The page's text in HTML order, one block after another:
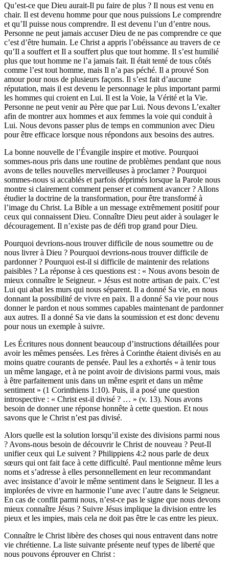
Qu’est-ce que Dieu aurait-Il pu faire de plus ? Il nous est venu en
chair. Il est devenu homme pour que nous puissions Le comprendre
et qu’Il puisse nous comprendre. Il est devenu l’un d’entre nous.
Personne ne peut jamais accuser Dieu de ne pas comprendre ce que
c’est d’être humain. Le Christ a appris l’obéissance au travers de ce
qu’Il a souffert et Il a souffert plus que tout homme. Il s’est humilié
plus que tout homme ne l’a jamais fait. Il était tenté de tous côtés
comme l’est tout homme, mais Il n’a pas péché. Il a prouvé Son
amour pour nous de plusieurs façons. Il s’est fait d’aucune
réputation, mais il est devenu le personnage le plus important parmi
les hommes qui croient en Lui. Il est la Voie, la Vérité et la Vie.
Personne ne peut venir au Père que par Lui. Nous devons L’exalter
afin de montrer aux hommes et aux femmes la voie qui conduit à
Lui. Nous devons passer plus de temps en communion avec Dieu
pour être efficace lorsque nous répondons aux besoins des autres.
La bonne nouvelle de l’Évangile inspire et motive. Pourquoi
sommes-nous pris dans une routine de problèmes pendant que nous
avons de telles nouvelles merveilleuses à proclamer ? Pourquoi
sommes-nous si accablés et parfois déprimés lorsque la Parole nous
montre si clairement comment penser et comment avancer ? Allons
étudier la doctrine de la transformation, pour être transformé à
l’image du Christ. La Bible a un message extrêmement positif pour
ceux qui connaissent Dieu. Connaître Dieu peut aider à soulager le
découragement. Il n’existe pas de défi trop grand pour Dieu.
Pourquoi devrions-nous trouver difficile de nous soumettre ou de
nous livrer à Dieu ? Pourquoi devrions-nous trouver difficile de
pardonner ? Pourquoi est-il si difficile de maintenir des relations
paisibles ? La réponse à ces questions est : « Nous avons besoin de
mieux connaître le Seigneur. » Jésus est notre artisan de paix. C’est
Lui qui abat les murs qui nous séparent. Il a donné Sa vie, en nous
donnant la possibilité de vivre en paix. Il a donné Sa vie pour nous
donner le pardon et nous sommes capables maintenant de pardonner
aux autres. Il a donné Sa vie dans la soumission et est donc devenu
pour nous un exemple à suivre.
Les Écritures nous donnent beaucoup d’instructions détaillées pour
avoir les mêmes pensées. Les frères à Corinthe étaient divisés en au
moins quatre courants de pensée. Paul les a exhortés « à tenir tous
un même langage, et à ne point avoir de divisions parmi vous, mais
à être parfaitement unis dans un même esprit et dans un même
sentiment » (1 Corinthiens 1:10). Puis, il a posé une question
introspective : « Christ est-il divisé ? … » (v. 13). Nous avons
besoin de donner une réponse honnête à cette question. Et nous
savons que le Christ n’est pas divisé.
Alors quelle est la solution lorsqu’il existe des divisions parmi nous
? Avons-nous besoin de découvrir le Christ de nouveau ? Peut-Il
unifier ceux qui Le suivent ? Philippiens 4:2 nous parle de deux
sœurs qui ont fait face à cette difficulté. Paul mentionne même leurs
noms et s’adresse à elles personnellement en leur recommandant
avec insistance d’avoir le même sentiment dans le Seigneur. Il les a
implorées de vivre en harmonie l’une avec l’autre dans le Seigneur.
En cas de conflit parmi nous, n’est-ce pas le signe que nous devons
mieux connaître Jésus ? Suivre Jésus implique la division entre les
pieux et les impies, mais cela ne doit pas être le cas entre les pieux.
Connaître le Christ libère des choses qui nous entravent dans notre
vie chrétienne. La liste suivante présente neuf types de liberté que
nous pouvons éprouver en Christ :